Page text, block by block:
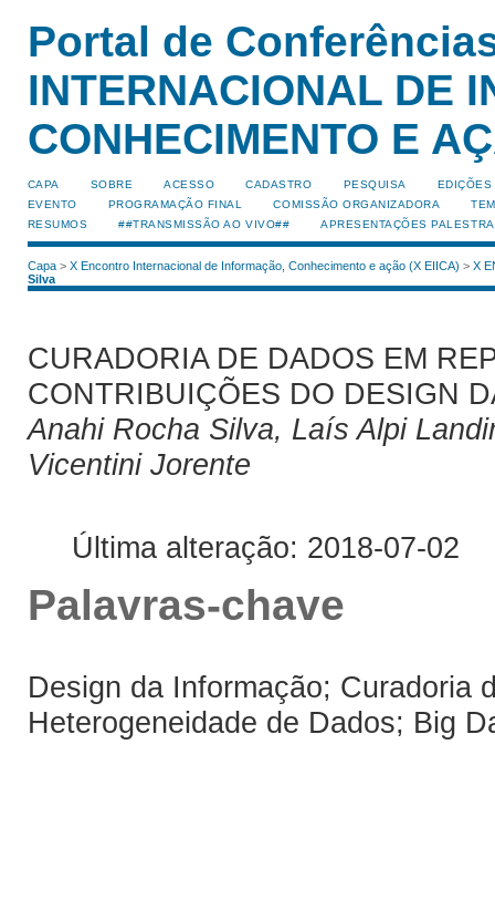
Portal de
INTERNACIONAL DE
CONHECIMENTO E
CAPA SOBRE ACESSO CADASTRO PESQUISA
EDIÇÕES
EVENTO
PROGRAMAÇÃO FINAL COMISSÃO ORGANIZADORA
RESUMOS
##TRANSMISSÃO AO VIVO## APRESENTAÇÕES
Capa> X Encontro Internacional de Informação, Conhecimento e ação (X EIICA) > X
Silva
CURADORIA DE DADOS EM
CONTRIBUIÇÕES DO DESIGN
Anahi Rocha Silva, Laís Alpi
Vicentini Jorente
Última alteração: 2018-07-02
Palavras-chave
Design da Informação; Curadoria
Heterogeneidade de Dados; Big